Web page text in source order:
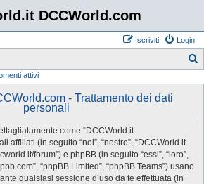
DCCWorld.com
Login
Iscriviti
attivi
- Trattamento dei dati
personali
come “DCCWorld.it
affiliati (in seguito “noi”, “nostro”, “DCCWorld.it
forum”) e phpBB (in seguito “essi”, “loro”,
“phpBB Limited”, “phpBB Teams”) usano
qualsiasi sessione d’uso da te effettuata (in